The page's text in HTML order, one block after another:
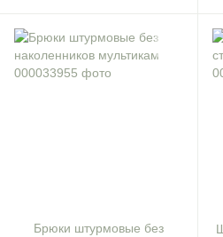
Брюки штурмовые без